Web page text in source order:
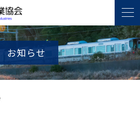
お知らせ